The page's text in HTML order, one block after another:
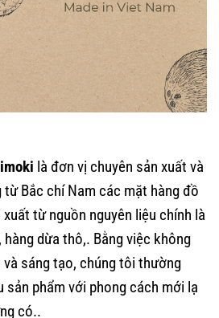
là đơn vị chuyên sản xuất và
Bắc chí Nam các mặt hàng đồ
từ nguồn nguyên liệu chính là
dừa thô,. Bằng việc không
sáng tạo, chúng tôi thường
sản phẩm với phong cách mới lạ
có..